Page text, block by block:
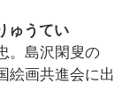
ゅうてい
。島沢閑叟の
絵画共進会に出